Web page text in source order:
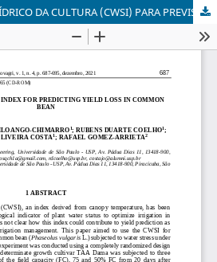
ÍNDICE DE ESTRESSE HÍDRICO DA CULTURA (CWSI) PARA PREVISÃO DA PERDA DE RENDIMENTO EM FEIJÃO COMUM